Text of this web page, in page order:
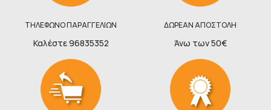
ΤΗΛΕΦΩΝΟ ΠΑΡΑΓΓΕΛΙΩΝ
Καλέστε 96835352
ΔΩΡΕΑΝ ΑΠΟΣΤΟΛΗ
Άνω των 50€